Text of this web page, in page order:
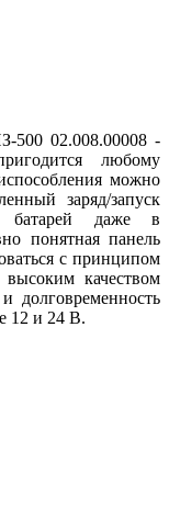
500 02.008.00008 -
любому
можно
заряд/запуск
батарей даже в
понятная панель
с принципом
высоким качеством
долговременность
12 и 24 В.